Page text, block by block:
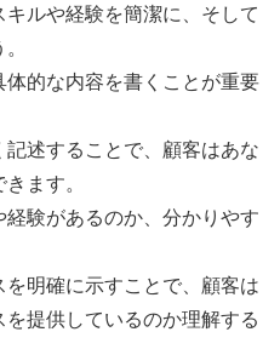
ルや経験を簡潔に、そして
的な内容を書くことが重要
述することで、顧客はあな
ます。
験があるのか、分かりやす
明確に示すことで、顧客は
提供しているのか理解する